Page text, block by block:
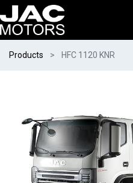
Products HFC 1120 KNR